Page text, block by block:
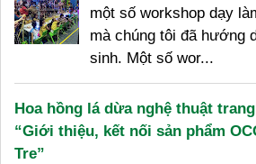
một số workshop dạy
mà chúng tôi đã hướng
sinh. Một số wor...
Hoa hồng lá dừa nghệ thuật
“Giới thiệu, kết nối sản phẩm
Tre”